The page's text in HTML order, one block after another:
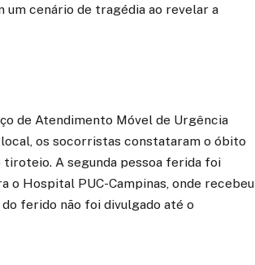
cenário de tragédia ao revelar a
de Atendimento Móvel de Urgência
os socorristas constataram o óbito
tiroteio. A segunda pessoa ferida foi
o Hospital PUC-Campinas, onde recebeu
ferido não foi divulgado até o